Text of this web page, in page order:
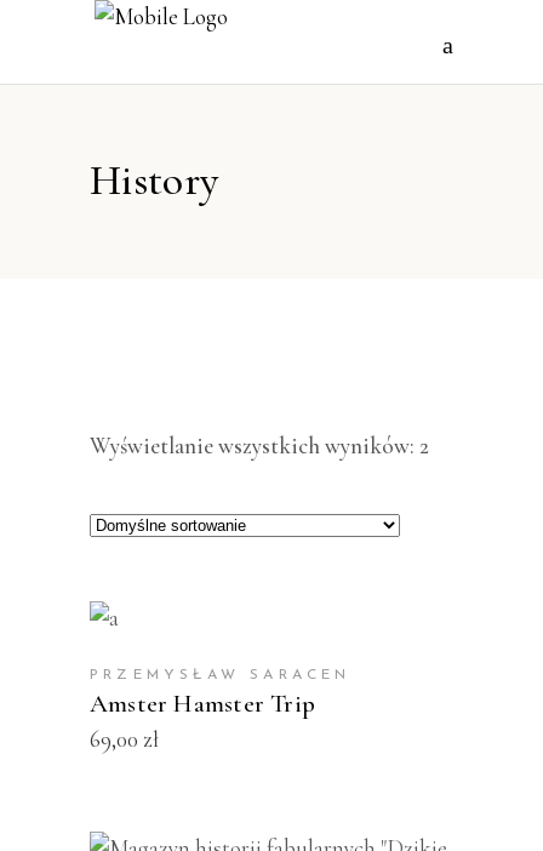
History
Wyświetlanie wszystkich wyników: 2
PRZEMYSŁAW SARACEN
Amster Hamster Trip
69,00 zł